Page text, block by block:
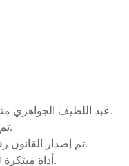
عبد اللطيف الجواهري متفائل بآفاق التمويل التعاوني في دعم الشركات الناشئة.
تم منح ثلاثة تراخيص لشركات التمويل التعاوني حتى الآن.
تم إصدار القانون رقم 18-15 لتنظيم شركات التمويل التعاوني في المغرب.
أداة مبتكرة لجمع الأموال للشركات الناشئة والمقاولات والجمعيات.